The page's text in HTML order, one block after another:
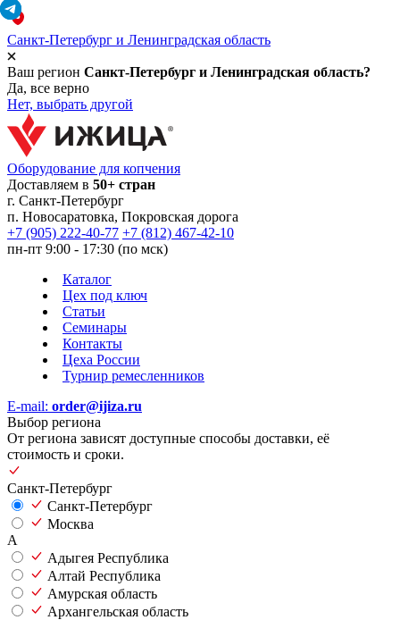
Санкт-Петербург и Ленинградская область
Ваш регион Санкт-Петербург и Ленинградская область?
Да, все верно
Нет, выбрать другой
Оборудование для копчения
Доставляем в 50+ стран
г. Санкт-Петербург
п. Новосаратовка, Покровская дорога
+7 (905) 222-40-77 +7 (812) 467-42-10
пн-пт 9:00 - 17:30 (по мск)
Каталог
Цех под ключ
Статьи
Семинары
Контакты
Цеха России
Турнир ремесленников
E-mail: order@ijiza.ru
Выбор региона
От региона зависят доступные способы доставки, её
стоимость и сроки.
Санкт-Петербург
Санкт-Петербург
Москва
А
Адыгея Республика
Алтай Республика
Амурская область
Архангельская область